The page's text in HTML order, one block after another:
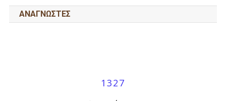
ΑΝΑΓΝΩΣΤΕΣ
1327